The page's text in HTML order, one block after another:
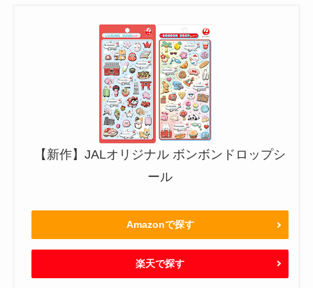
【新作】JALオリジナル ボンボンドロップシ
ール
Amazonで探す
楽天で探す